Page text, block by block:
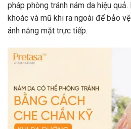
pháp phòng tránh nám da hiệu
khoác và mũ khi ra ngoài để bảo
ánh nắng mặt trực tiếp.